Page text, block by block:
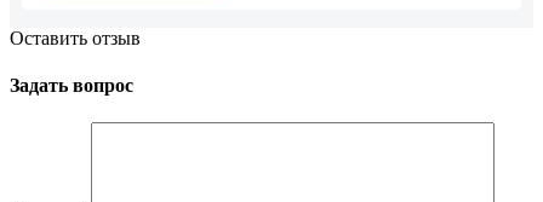
Оставить отзыв
Задать вопрос